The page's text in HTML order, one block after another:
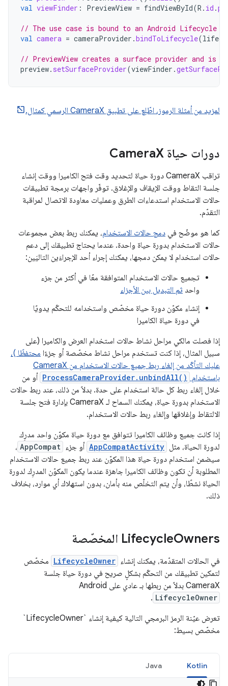
val viewFinder : PreviewView = findViewById(R . id .
// The use case is bound to an Android Lifecycle
val camera = cameraProvider .bindToLifecycle(
// PreviewView creates a surface provider and is
preview. setSurfaceProvider(viewFinder .
لمزيد من أمثلة الرموز، اطّلِع على تطبيق CameraX الرسمي كمثال.
دورات حياة Camera X
تراقب CameraX دورة حياة لتحديد وقت فتح الكاميرا ووقت إنشاء
جلسة التقاط ووقت الإيقاف والإغلاق. توفّر واجهات برمجة تطبيقات
حالات الاستخدام استدعاءات الطرق وعمليات معاودة الاتصال لمراقبة
التقدّم.
كما هو موضّح في دمج حالات الاستخدام، يمكنك ربط بعض مجموعات
حالات الاستخدام بدورة حياة واحدة. عندما يحتاج تطبيقك إلى دعم
حالات استخدام لا يمكن دمجها، يمكنك إجراء أحد الإجراءَين التاليَين:
تجميع حالات الاستخدام المتوافقة معًا في أكثر من جزء
واحد ثم التبديل بين الأجزاء
إنشاء مكوّن دورة حياة مخصّص واستخدامه للتحكّم يدويًا
في دورة حياة الكاميرا
إذا فصلت مالكي مراحل نشاط حالات استخدام العرض والكاميرا (على
سبيل المثال، إذا كنت تستخدم مراحل نشاط مخصّصة أو جزءًا محتفظًا )،
عليك التأكّد من إلغاء ربط جميع حالات الاستخدام من CameraX
باستخدام
ProcessCameraProvider.unbindAll() أو من
خلال إلغاء ربط كل حالة استخدام على حدة. بدلاً من ذلك، عند ربط حالات
الاستخدام بدورة حياة، يمكنك السماح لـ CameraX بإدارة فتح جلسة
الالتقاط وإغلاقها وإلغاء ربط حالات الاستخدام.
إذا كانت جميع وظائف الكاميرا تتوافق مع دورة حياة مكوّن واحد مدرِك
لدورة الحياة، مثل AppCompatActivity أو جزء AppCompat ،
سيضمن استخدام دورة حياة هذا المكوّن عند ربط جميع حالات الاستخدام
المطلوبة أن تكون وظائف الكاميرا جاهزة عندما يكون المكوّن المدرِك لدورة
الحياة نشطًا، وأن يتم التخلّص منه بأمان، بدون استهلاك أي موارد، بخلاف
ذلك.
‫LifecycleOwners المخصّصة
في الحالات المتقدّمة، يمكنك إنشاء LifecycleOwner مخصّص
لتمكين تطبيقك من التحكّم بشكلٍ صريح في دورة حياة جلسة
CameraX بدلاً من ربطها بـ عادي على Android
LifecycleOwner
.
تعرض عيّنة الرمز البرمجي التالية كيفية إنشاء `LifecycleOwner`
مخصّص بسيط:
Kotlin
Java